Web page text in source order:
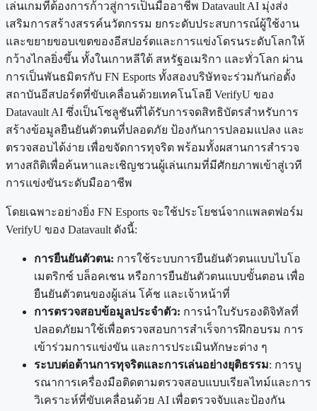
เล่นเกมที่ต้องการก้าวสู่การเป็นมืออาชีพ Datavault AI มุ่งส่ง
เสริมการสร้างสรรค์นวัตกรรม ยกระดับประสบการณ์ผู้ใช้งาน
และขยายขอบเขตของอีสปอร์ตและการแข่งโดรนระดับโลกให้
กว้างไกลยิ่งขึ้น ทั้งในเกาหลีใต้ สหรัฐอเมริกา และทั่วโลก ผ่าน
การเป็นพันธมิตรกับ FN Esports ทั้งสองบริษัทจะร่วมกันก่อตั้ง
สถาบันอีสปอร์ตที่ขับเคลื่อนด้วยเทคโนโลยี VerifyU ของ
Datavault AI ซึ่งเป็นโซลูชันที่ได้รับการจดสิทธิบัตรสำหรับการ
สร้างข้อมูลยืนยันตัวตนที่ปลอดภัย ป้องกันการปลอมแปลง และ
ตรวจสอบได้ง่าย เพื่อขจัดการทุจริต พร้อมทั้งผสานการสำรวจ
ทางสถิติเพื่อค้นหาและเชิญชวนผู้เล่นเกมที่มีศักยภาพเข้าสู่เวที
การแข่งขันระดับมืออาชีพ
โดยเฉพาะอย่างยิ่ง FN Esports จะใช้ประโยชน์จากแพลตฟอร์ม
VerifyU ของ Datavault ดังนี้:
การยืนยันตัวตน: การใช้ระบบการยืนยันตัวตนแบบไบโอ
เมตริกซ์ บล็อคเชน หรือการยืนยันตัวตนแบบขั้นตอน เพื่อ
ยืนยันตัวตนของผู้เล่น โค้ช และเจ้าหน้าที่
การตรวจสอบข้อมูลประจำตัว: การนำใบรับรองดิจิทัลที่
ปลอดภัยมาใช้เพื่อตรวจสอบการสำเร็จการฝึกอบรม การ
เข้าร่วมการแข่งขัน และการประเมินทักษะต่าง ๆ
ระบบต่อต้านการทุจริตและการเล่นอย่างยุติธรรม: การบู
รณาการเครื่องมือติดตามตรวจสอบแบบเรียลไทม์และการ
วิเคราะห์ที่ขับเคลื่อนด้วย AI เพื่อตรวจจับและป้องกัน